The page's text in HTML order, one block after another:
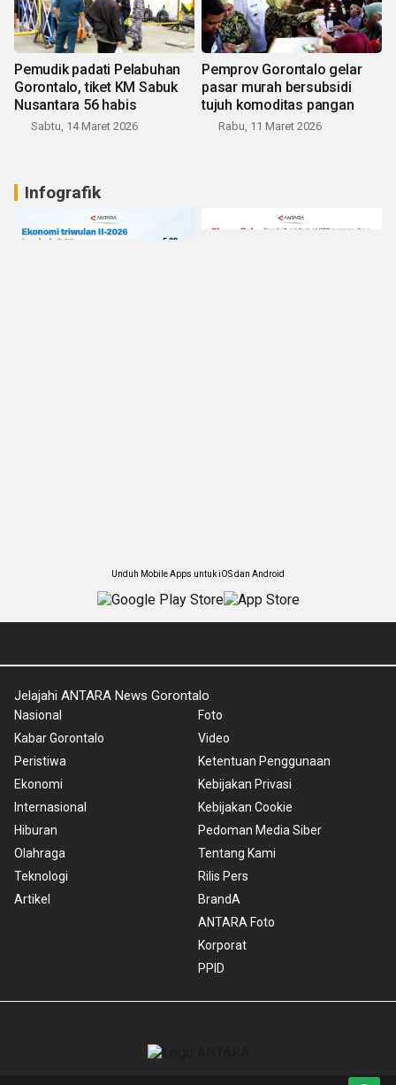
Pemudik padati Pelabuhan
Gorontalo, tiket KM Sabuk
Nusantara 56 habis
Sabtu, 14 Maret 2026
Pemprov Gorontalo gelar
pasar murah bersubsidi
tujuh komoditas pangan
Rabu, 11 Maret 2026
Infografik
Unduh Mobile Apps untuk iOS dan Android
Jelajahi ANTARA News Gorontalo
Nasional
Kabar Gorontalo
Peristiwa
Ekonomi
Internasional
Hiburan
Olahraga
Teknologi
Artikel
Foto
Video
Ketentuan Penggunaan
Kebijakan Privasi
Kebijakan Cookie
Pedoman Media Siber
Tentang Kami
Rilis Pers
BrandA
ANTARA Foto
Korporat
PPID